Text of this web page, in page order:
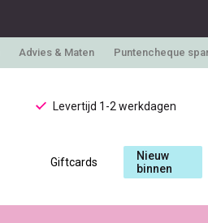
Advies & Maten Puntencheque
Levertijd 1-2 werkdagen
Giftcards
Nieuw
binnen